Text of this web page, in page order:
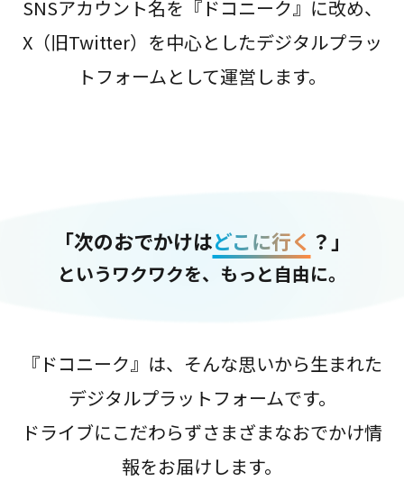
SNSアカウント名を『ドコニーク』に改め、
X（旧Twitter）を中心としたデジタルプラッ
トフォームとして運営します。
「次のおでかけはどこに行く ？」
というワクワクを、もっと自由に。
『ドコニーク』は、そんな思いから生まれた
デジタルプラットフォームです。
ドライブにこだわらずさまざまなおでかけ情
報をお届けします。